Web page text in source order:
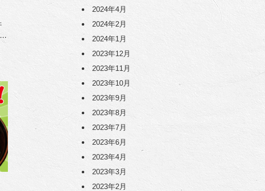
…
2024年4月
2024年2月
2024年1月
2023年12月
2023年11月
2023年10月
2023年9月
2023年8月
2023年7月
2023年6月
2023年4月
2023年3月
2023年2月